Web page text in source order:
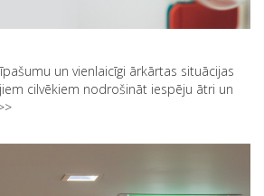
un vienlaicīgi ārkārtas situācijas
cilvēkiem nodrošināt iespēju ātri un